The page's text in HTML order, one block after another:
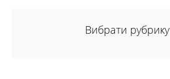
Вибрати рубрику